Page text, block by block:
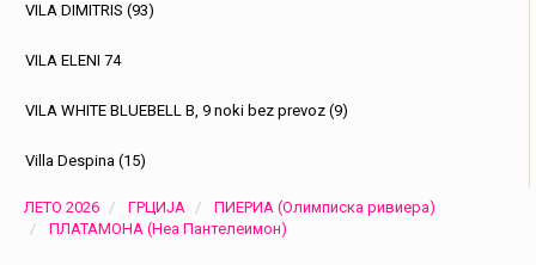
VILA DIMITRIS (93)
VILA ELENI 74
VILA WHITE BLUEBELL B, 9 noki bez prevoz (9)
Villa Despina (15)
ЛЕТО 2026 ГРЦИЈА
ПИЕРИА (Олимписка ривиера)
ПЛАТАМОНА (Неа Пантелеимон)